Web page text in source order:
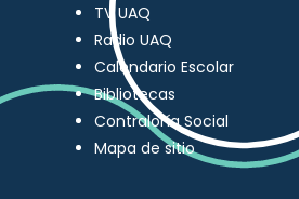
TV UAQ
Radio UAQ
Calendario Escolar
Bibliotecas
Contraloría Social
Mapa de sitio